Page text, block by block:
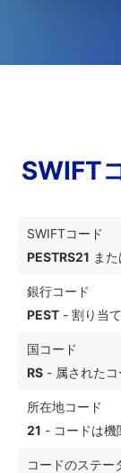
SWIFT
SWIFTコード
PESTRS21 ま
銀行コード
PEST - 割り当
国コード
RS - 属された
所在地コード
21 - コードは機
コードのステー